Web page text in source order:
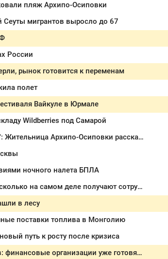
пляж Архипо-Осиповки
Сеуты мигрантов выросло до 67
России
рынок готовится к переменам
полет
Вайкуле в Юрмале
Wildberries под Самарой
"Ощущение, что специально целились в отдыхающих": Жительница Архипо-Осиповки рассказала "РГ" об ударе дронов по пляжу
ночного налета БПЛА
Средняя зарплата в РЖД достигла 119 тысяч рублей: сколько на самом деле получают сотрудники
в лесу
поставки топлива в Монголию
путь к росту после кризиса
Россияне начали массово выводить деньги из банков: финансовые организации уже готовят ответный ход